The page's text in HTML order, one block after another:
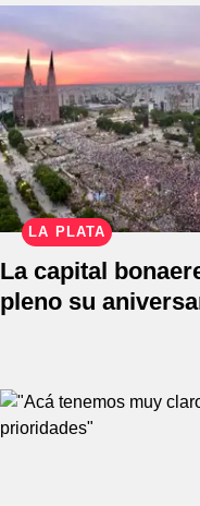
LA PLATA
La capital
pleno su